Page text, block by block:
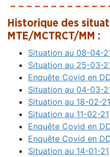
– – – – – – – – – – – –
Historique des
MTE/MCTRCT/MM :
Situation au 08-04-
Situation au 25-03-
Enquête Covid en
Situation au 04-03-
Situation au 18-02-21
Situation au 11-02-21
Enquête Covid en
Enquête Covid en
Situation au 14-01-21